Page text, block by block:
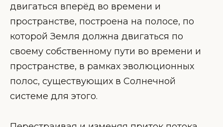
двигаться вперёд во времени и
пространстве, построена на полосе, по
которой Земля должна двигаться по
своему собственному пути во времени и
пространстве, в рамках эволюционных
полос, существующих в Солнечной
системе для этого.